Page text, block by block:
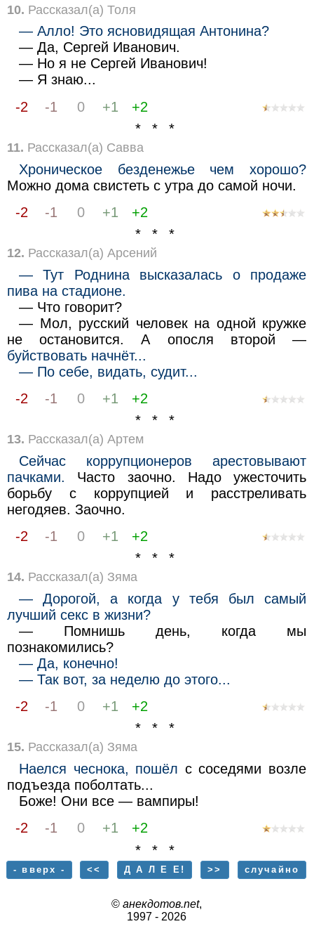
10. Рассказал(а) Толя
— Алло! Это ясновидящая Антонина?
— Да, Сергей Иванович.
— Но я не Сергей Иванович!
— Я знаю...
-2
-1 0 +1
+2
* * *
11. Рассказал(а) Савва
Хроническое безденежье чем хорошо?
Можно дома свистеть с утра до самой ночи.
-2
-1 0 +1
+2
* * *
12. Рассказал(а) Арсений
— Тут Роднина высказалась о продаже
пива на стадионе.
— Что говорит?
— Мол, русский человек на одной кружке
не остановится. А опосля второй —
буйствовать начнёт...
— По себе, видать, судит...
-2
-1 0 +1
+2
* * *
13. Рассказал(а) Артем
Сейчас коррупционеров арестовывают
пачками. Часто заочно. Надо ужесточить
борьбу с коррупцией и расстреливать
негодяев. Заочно.
-2
-1 0 +1
+2
* * *
14. Рассказал(а) Зяма
— Дорогой, а когда у тебя был самый
лучший ceкс в жизни?
— Помнишь день, когда мы
познакомились?
— Да, конечно!
— Так вот, за неделю до этого...
-2
-1 0 +1
+2
* * *
15. Рассказал(а) Зяма
Наелся чеснока, пошёл с соседями возле
подъезда поболтать...
Боже! Они все — вампиры!
-2
-1 0 +1
+2
* * *
- вверх - << Д А Л Е Е! >> случайно
© анекдотов.net,
1997 - 2026